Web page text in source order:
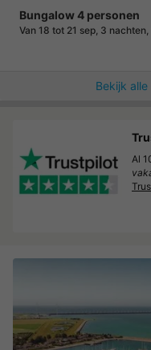
Bungalow 4 personen
Van 18 tot 21 sep, 3 nachten,
Bekijk
Al